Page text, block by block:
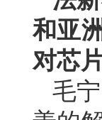
和亚
对芯
毛